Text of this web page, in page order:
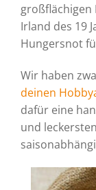
großflächigen
Irland des 19
Hungersnot
Wir haben
deinen
dafür eine
und